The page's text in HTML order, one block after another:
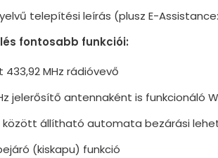
telepítési leírás (plusz E-
fontosabb funkciói:
MHz rádióvevő
jelerősítő antennaként is funkcionáló
között állítható automata bezárási
(kiskapu) funkció